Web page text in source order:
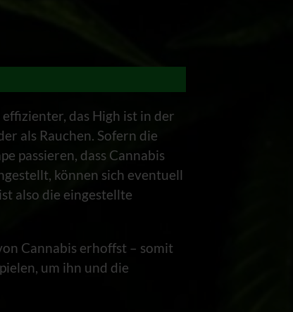
das High ist in der
als Rauchen. Sofern die
passieren, dass Cannabis
können sich eventuell
also die eingestellte
Cannabis erhoffst – somit
um ihn und die